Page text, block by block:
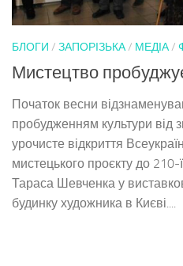
БЛОГИ / ЗАПОРІЗЬКА/ МЕДІА/
Мистецтво
Початок весни
пробудженням культури від
урочисте відкриття
мистецького проєкту до 210-
Тараса Шевченка у
будинку художника в Києві....